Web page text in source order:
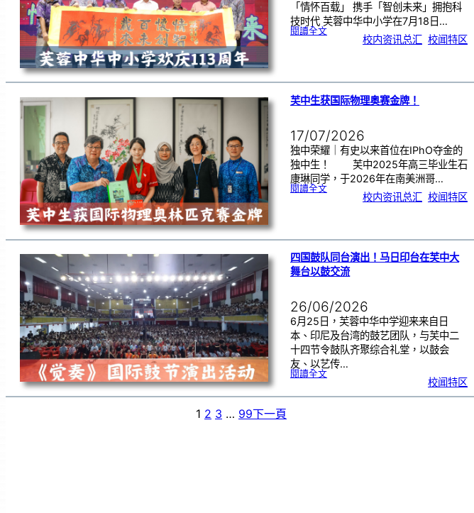
「情怀百载」 携手「智创未来」拥抱科
技时代 芙蓉中华中小学在7月18日…
閱讀全文:芙
1
1
周
年
校内资讯总汇 校闻特区
芙中生获国际物理奥赛金牌！
17/07/2026
独中荣耀｜有史以来首位在IPhO夺金的
独中生！ 芙中2025年高三毕业生石
康琳同学，于2026年在南美洲哥…
閱讀全文:芙
赛
金
！
校内资讯总汇 校闻特区
四国鼓队同台演出！马日印台在芙中大
舞台以鼓交流
26/06/2026
6月25日，芙蓉中华中学迎来来自日
本、印尼及台湾的鼓艺团队，与芙中二
十四节令鼓队齐聚综合礼堂，以鼓会
友、以艺传…
閱讀全文:四
同
校闻特区
1 2 3 … 99下一頁